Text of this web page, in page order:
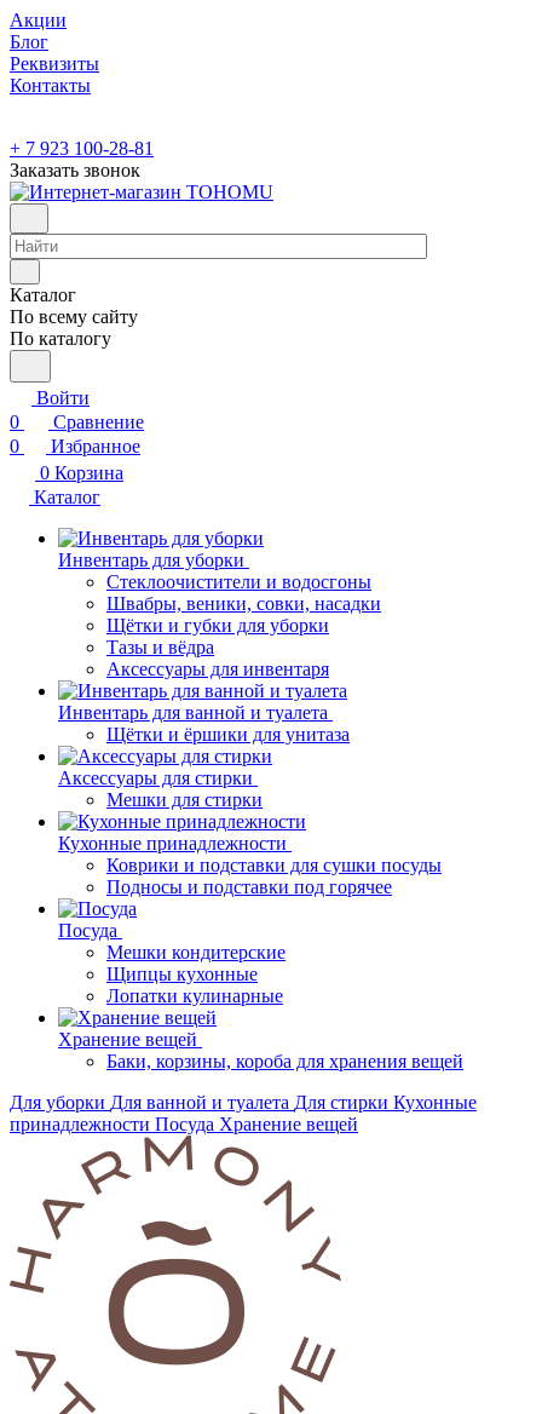
Акции
Блог
Реквизиты
Контакты
+ 7 923 100-28-81
Заказать звонок
Каталог
По всему сайту
По каталогу
Войти
0
Сравнение
0
Избранное
0 Корзина
Каталог
Инвентарь для уборки
Стеклоочистители и водосгоны
Швабры, веники, совки, насадки
Щётки и губки для уборки
Тазы и вёдра
Аксессуары для инвентаря
Инвентарь для ванной и туалета
Щётки и ёршики для унитаза
Аксессуары для стирки
Мешки для стирки
Кухонные принадлежности
Коврики и подставки для сушки посуды
Подносы и подставки под горячее
Посуда
Мешки кондитерские
Щипцы кухонные
Лопатки кулинарные
Хранение вещей
Баки, корзины, короба для хранения вещей
Для уборки Для ванной и туалета Для стирки Кухонные
принадлежности Посуда Хранение вещей